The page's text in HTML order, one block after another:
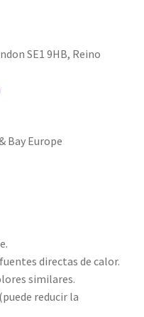
SE1 9HB, Reino
Bay Europe
directas de calor.
similares.
reducir la